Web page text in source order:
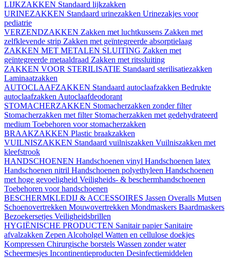
LIJKZAKKEN Standaard lijkzakken
URINEZAKKEN Standaard urinezakken Urinezakjes voor
pediatrie
VERZENDZAKKEN Zakken met luchtkussens Zakken met
zelfklevende strip Zakken met geïntegreerde absorptielaag
ZAKKEN MET METALEN SLUITING Zakken met
geïntegreerde metaaldraad Zakken met ritssluiting
ZAKKEN VOOR STERILISATIE Standaard sterilisatiezakken
Laminaatzakken
AUTOCLAAFZAKKEN Standaard autoclaafzakken Bedrukte
autoclaafzakken Autoclaafdeodorant
STOMACHERZAKKEN Stomacherzakken zonder filter
Stomacherzakken met filter Stomacherzakken met gedehydrateerd
medium Toebehoren voor stomacherzakken
BRAAKZAKKEN Plastic braakzakken
VUILNISZAKKEN Standaard vuilniszakken Vuilniszakken met
kleefstrook
HANDSCHOENEN Handschoenen vinyl Handschoenen latex
Handschoenen nitril Handschoenen polyethyleen Handschoenen
met hoge gevoeligheid Veiligheids- & beschermhandschoenen
Toebehoren voor handschoenen
BESCHERMKLEDIJ & ACCESSOIRES Jassen Overalls Mutsen
Schoenovertrekken Mouwovertrekken Mondmaskers Baardmaskers
Bezoekersetjes Veiligheidsbrillen
HYGIËNISCHE PRODUCTEN Sanitair papier Sanitaire
afvalzakken Zepen Alcoholgel Watten en cellulose doekjes
Kompressen Chirurgische borstels Wassen zonder water
Scheermesjes Incontinentieproducten Desinfectiemiddelen